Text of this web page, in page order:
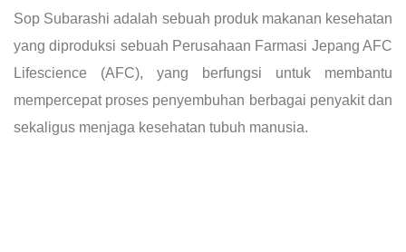
Sop Subarashi adalah sebuah produk makanan kesehatan
yang diproduksi sebuah Perusahaan Farmasi Jepang AFC
Lifescience (AFC), yang berfungsi untuk membantu
mempercepat proses penyembuhan berbagai penyakit dan
sekaligus menjaga kesehatan tubuh manusia.